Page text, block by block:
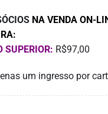
NA VENDA ON-
:
SUPERIOR: R$97,00
um ingresso por